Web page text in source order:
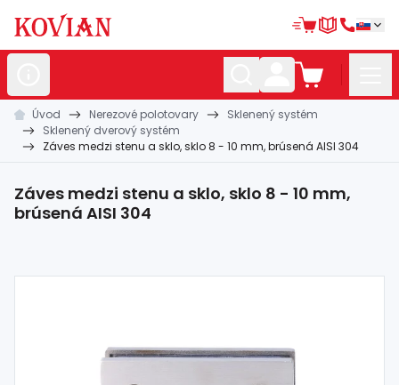
Nerezovépolotovary
Hliníkovépolotovary
Kovanépolotovary
Úvod Nerezové polotovary
Sklenený systém
Sklenený dverový systém
Záves medzi stenu a sklo, sklo 8 - 10 mm, brúsená AISI 304
Záves medzi stenu a sklo, sklo 8 - 10 mm,
brúsená AISI 304